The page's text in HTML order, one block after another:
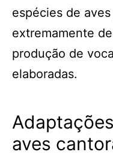
espécies de
extremamente
produção de
elaboradas.
aves